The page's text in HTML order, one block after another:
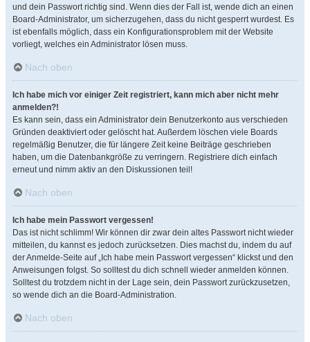
und dein Passwort richtig sind. Wenn dies der Fall ist, wende dich an einen
Board-Administrator, um sicherzugehen, dass du nicht gesperrt wurdest. Es
ist ebenfalls möglich, dass ein Konfigurationsproblem mit der Website
vorliegt, welches ein Administrator lösen muss.
Nach oben
Ich habe mich vor einiger Zeit registriert, kann mich aber nicht mehr
anmelden?!
Es kann sein, dass ein Administrator dein Benutzerkonto aus verschieden
Gründen deaktiviert oder gelöscht hat. Außerdem löschen viele Boards
regelmäßig Benutzer, die für längere Zeit keine Beiträge geschrieben
haben, um die Datenbankgröße zu verringern. Registriere dich einfach
erneut und nimm aktiv an den Diskussionen teil!
Nach oben
Ich habe mein Passwort vergessen!
Das ist nicht schlimm! Wir können dir zwar dein altes Passwort nicht wieder
mitteilen, du kannst es jedoch zurücksetzen. Dies machst du, indem du auf
der Anmelde-Seite auf „Ich habe mein Passwort vergessen“ klickst und den
Anweisungen folgst. So solltest du dich schnell wieder anmelden können.
Solltest du trotzdem nicht in der Lage sein, dein Passwort zurückzusetzen,
so wende dich an die Board-Administration.
Nach oben